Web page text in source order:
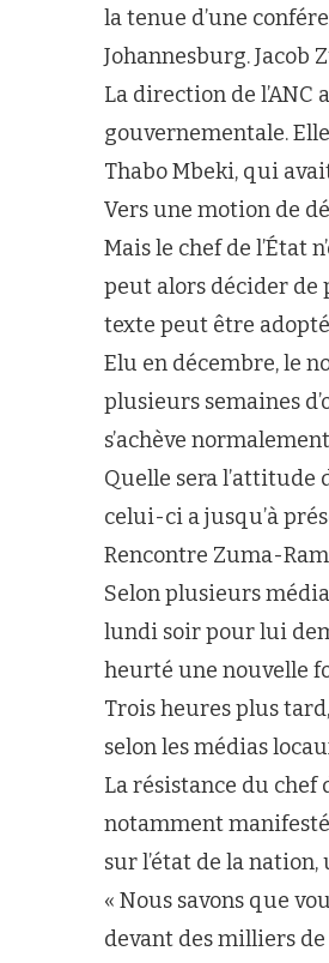
la tenue d’une
Johannesburg. Jacob
La direction de
gouvernementale.
Thabo Mbeki, qui
Vers une motion de
Mais le chef de l’État
peut alors décider de
texte peut être
Elu en décembre, le
plusieurs semaines
s’achève
Quelle sera l’attitude
celui-ci a jusqu’à
Rencontre Zuma-
Selon plusieurs
lundi soir pour lui
heurté une nouvelle
Trois heures plus
selon les médias
La résistance du chef
notamment
sur l’état de la
« Nous savons que
devant des milliers de